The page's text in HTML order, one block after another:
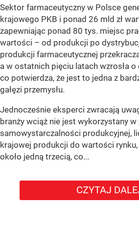
Sektor farmaceutyczny w Polsce
krajowego PKB i ponad 26 mld zł
zapewniając ponad 80 tys. miejsc
wartości – od produkcji po
produkcji farmaceutycznej
a w ostatnich pięciu latach wzrosła o
co potwierdza, że jest to jedna z
gałęzi przemysłu.
Jednocześnie eksperci zwracają
branży wciąż nie jest wykorzystany w
samowystarczalności produkcyjnej,
krajowej produkcji do wartości
około jedną trzecią, co...
CZYTAJ